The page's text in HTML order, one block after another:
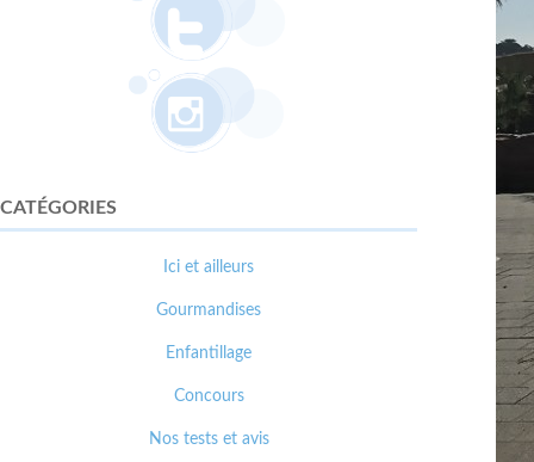
CATÉGORIES
Ici et ailleurs
Gourmandises
Enfantillage
Concours
Nos tests et avis